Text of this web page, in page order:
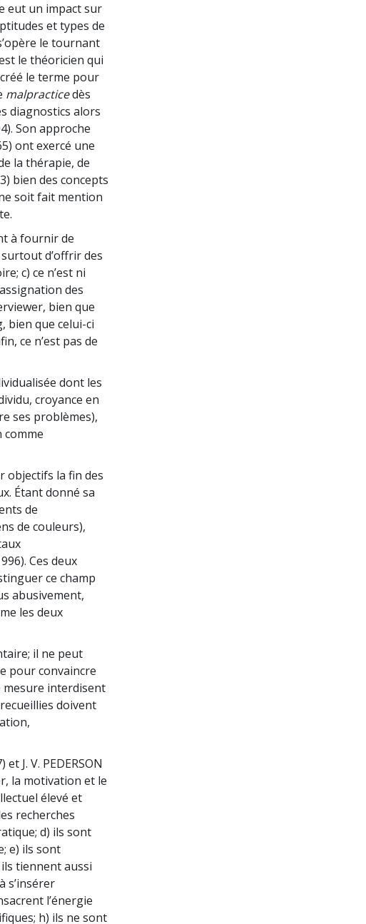
eut un impact sur
et types de
le tournant
le théoricien qui
le terme pour
malpracticedès
diagnostics alors
Son approche
ont exercé une
la thérapie, de
bien des concepts
soit fait mention
à fournir de
d’offrir des
c) ce n’est ni
des
bien que
bien que celui-ci
ce n’est pas de
dont les
croyance en
ses problèmes),
comme
objectifs la fin des
Étant donné sa
de
de couleurs),
Ces deux
ce champ
abusivement,
les deux
il ne peut
pour convaincre
mesure interdisent
doivent
J. V. PEDERSON
la motivation et le
élevé et
recherches
d) ils sont
e) ils sont
tiennent aussi
s’insérer
l’énergie
h) ils ne sont